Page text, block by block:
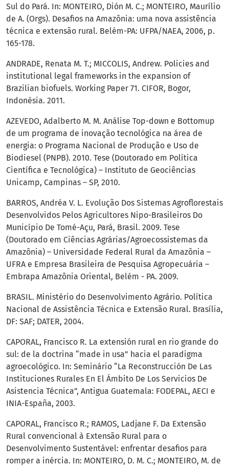
Sul do Pará. In: MONTEIRO, Dión M. C.; MONTEIRO, Maurílio
de A. (Orgs). Desafios na Amazônia: uma nova assistência
técnica e extensão rural. Belém-PA: UFPA/NAEA, 2006, p.
165-178.
ANDRADE, Renata M. T.; MICCOLIS, Andrew. Policies and
institutional legal frameworks in the expansion of
Brazilian biofuels. Working Paper 71. CIFOR, Bogor,
Indonésia. 2011.
AZEVEDO, Adalberto M. M. Análise Top-down e Bottomup
de um programa de inovação tecnológica na área de
energia: o Programa Nacional de Produção e Uso de
Biodiesel (PNPB). 2010. Tese (Doutorado em Política
Científica e Tecnológica) – Instituto de Geociências
Unicamp, Campinas – SP, 2010.
BARROS, Andréa V. L. Evolução Dos Sistemas Agroflorestais
Desenvolvidos Pelos Agricultores Nipo-Brasileiros Do
Município De Tomé-Açu, Pará, Brasil. 2009. Tese
(Doutorado em Ciências Agrárias/Agroecossistemas da
Amazônia) – Universidade Federal Rural da Amazônia –
UFRA e Empresa Brasileira de Pesquisa Agropecuária –
Embrapa Amazônia Oriental, Belém - PA. 2009.
BRASIL. Ministério do Desenvolvimento Agrário. Política
Nacional de Assistência Técnica e Extensão Rural. Brasília,
DF: SAF; DATER, 2004.
CAPORAL, Francisco R. La extensión rural en rio grande do
sul: de la doctrina “made in usa” hacia el paradigma
agroecológico. In: Seminário “La Reconstrucción De Las
Instituciones Rurales En El Ámbito De Los Servicios De
Asistencia Técnica”, Antigua Guatemala: FODEPAL, AECI e
INIA-España, 2003.
CAPORAL, Francisco R.; RAMOS, Ladjane F. Da Extensão
Rural convencional à Extensão Rural para o
Desenvolvimento Sustentável: enfrentar desafios para
romper a inércia. In: MONTEIRO, D. M. C.; MONTEIRO, M. de